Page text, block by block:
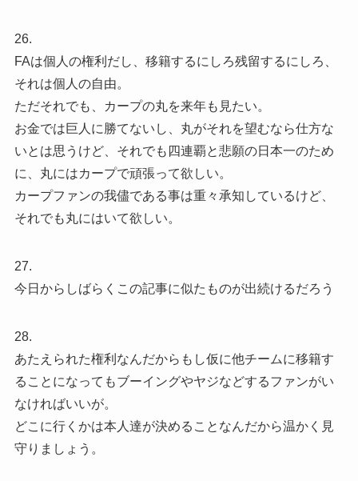
26.
FAは個人の権利だし、移籍するにしろ残留するにしろ、
それは個人の自由。
ただそれでも、カープの丸を来年も見たい。
お金では巨人に勝てないし、丸がそれを望むなら仕方な
いとは思うけど、それでも四連覇と悲願の日本一のため
に、丸にはカープで頑張って欲しい。
カープファンの我儘である事は重々承知しているけど、
それでも丸にはいて欲しい。
27.
今日からしばらくこの記事に似たものが出続けるだろう
28.
あたえられた権利なんだからもし仮に他チームに移籍す
ることになってもブーイングやヤジなどするファンがい
なければいいが。
どこに行くかは本人達が決めることなんだから温かく見
守りましょう。